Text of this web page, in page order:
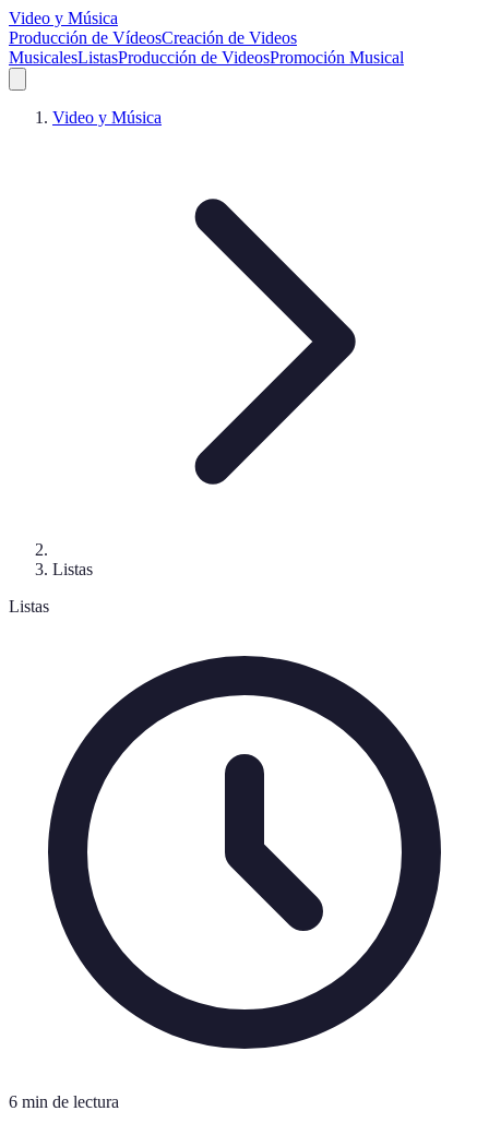
Video y Música
Producción de VídeosCreación de Videos
MusicalesListasProducción de VideosPromoción Musical
Video y Música
Listas
Listas
6 min de lectura